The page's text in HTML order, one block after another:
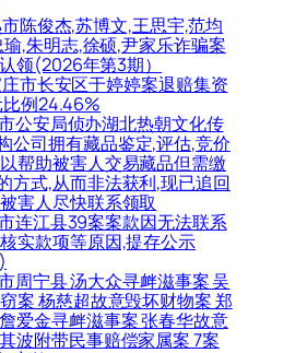
陈俊杰,苏博文,王思宇,范均
,朱明志,徐硕,尹家乐诈骗案
领(2026年第3期）
市长安区于婷婷案退赔集资
比例24.46%
公安局侦办湖北热朝文化传
公司拥有藏品鉴定,评估,竞价
帮助被害人交易藏品但需缴
方式,从而非法获利,现已追回
害人尽快联系领取
连江县39案案款因无法联系
实款项等原因,提存公示
周宁县 汤大众寻衅滋事案 吴
案 杨慈超故意毁坏财物案 郑
爱金寻衅滋事案 张春华故意
波附带民事赔偿家属案 7案